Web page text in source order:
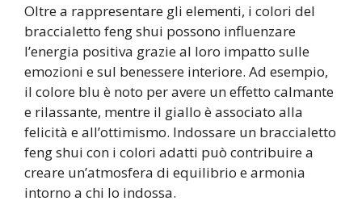
Oltre a rappresentare gli elementi, i colori del
braccialetto feng shui possono influenzare
l’energia positiva grazie al loro impatto sulle
emozioni e sul benessere interiore. Ad esempio,
il colore blu è noto per avere un effetto calmante
e rilassante, mentre il giallo è associato alla
felicità e all’ottimismo. Indossare un braccialetto
feng shui con i colori adatti può contribuire a
creare un’atmosfera di equilibrio e armonia
intorno a chi lo indossa.